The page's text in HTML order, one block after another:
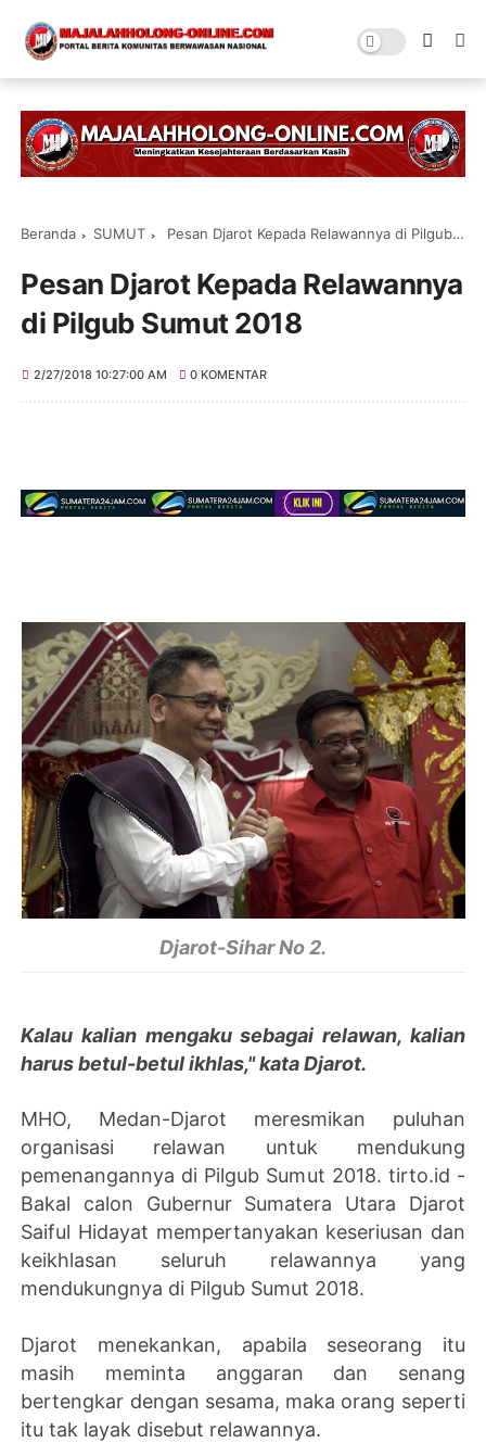
Beranda SUMUT Pesan Djarot Kepada Relawannya di Pilgub Sumut 2018
Pesan Djarot Kepada Relawannya
di Pilgub Sumut 2018
2/27/2018 10:27:00 AM 0 KOMENTAR
Djarot-Sihar No 2.
Kalau kalian mengaku sebagai relawan, kalian
harus betul-betul ikhlas," kata Djarot.
MHO, Medan-Djarot meresmikan puluhan
organisasi relawan untuk mendukung
pemenangannya di Pilgub Sumut 2018. tirto.id -
Bakal calon Gubernur Sumatera Utara Djarot
Saiful Hidayat mempertanyakan keseriusan dan
keikhlasan seluruh relawannya yang
mendukungnya di Pilgub Sumut 2018.
Djarot menekankan, apabila seseorang itu
masih meminta anggaran dan senang
bertengkar dengan sesama, maka orang seperti
itu tak layak disebut relawannya.